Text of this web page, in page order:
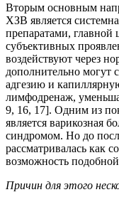
Вторым основным
ХЗВ является
препаратами,
субъективных
воздействуют через
дополнительно могут
адгезию и
лимфодренаж,
9, 16, 17]. Одним из
является варикозная
синдромом. Но до
рассматривалась как
возможность
Причин для этого